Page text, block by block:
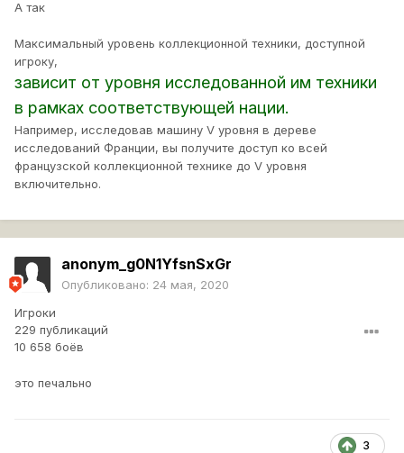
А так
Максимальный уровень коллекционной техники, доступной
игроку,
зависит от уровня исследованной им техники
в рамках соответствующей нации.
Например, исследовав машину V уровня в дереве
исследований Франции, вы получите доступ ко всей
французской коллекционной технике до V уровня
включительно.
anonym_g0N1YfsnSxGr
Опубликовано: 24 мая, 2020
Игроки
229 публикаций
10 658 боёв
это печально
3